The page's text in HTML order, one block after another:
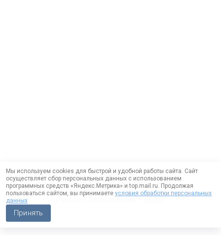
Мы используем cookies для быстрой и удобной работы сайта. Сайт
осуществляет сбор персональных данных с использованием
программных средств «Яндекс.Метрика» и top.mail.ru. Продолжая
пользоваться сайтом, вы принимаете условия обработки персональных
данных
Принять